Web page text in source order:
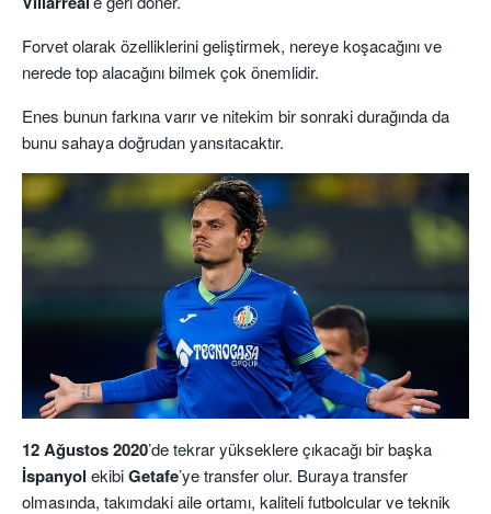
Forvet olarak özelliklerini geliştirmek, nereye koşacağını ve
nerede top alacağını bilmek çok önemlidir.
Enes bunun farkına varır ve nitekim bir sonraki durağında da
bunu sahaya doğrudan yansıtacaktır.
12 Ağustos 2020’de tekrar yükseklere çıkacağı bir başka
İspanyol ekibiGetafe’ye transfer olur. Buraya transfer
olmasında, takımdaki aile ortamı, kaliteli futbolcular ve teknik